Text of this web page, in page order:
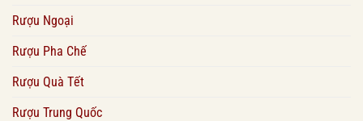
Rượu Ngoại
Rượu Pha Chế
Rượu Quà Tết
Rượu Trung Quốc